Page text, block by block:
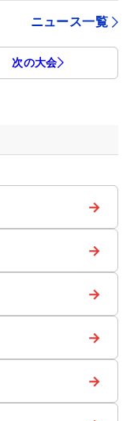
ニュース一覧
次の大会
→
→
→
→
→